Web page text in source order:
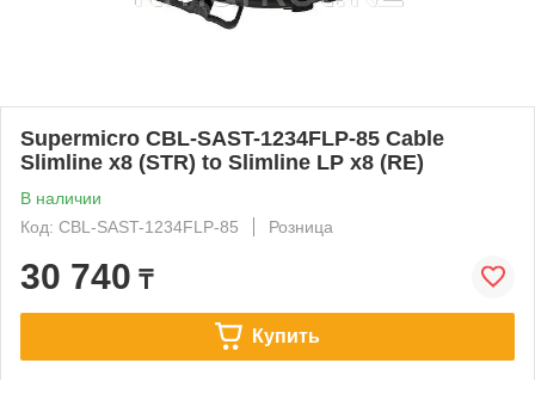
Supermicro CBL-SAST-1234FLP-85 Cable
Slimline x8 (STR) to Slimline LP x8 (RE)
В наличии
Код: CBL-SAST-1234FLP-85
Розница
30 740 ₸
Купить